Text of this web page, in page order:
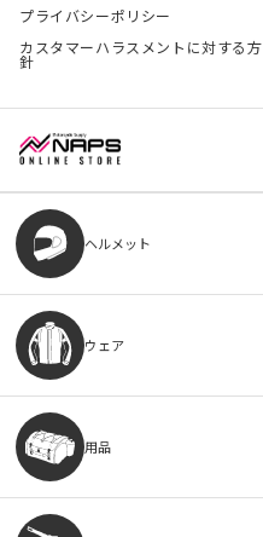
プライバシーポリシー
カスタマーハラスメントに対する方
針
ヘルメット
ウェア
用品